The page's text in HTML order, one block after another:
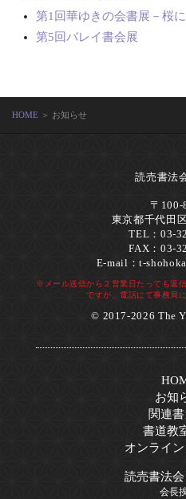
第1回華ゆきの会書展－桜
第5回バレイ書会展
HOME ＞ お知らせ
読売書法
〒100-
東京都千代田
TEL：03-
FAX：03-
E-mail：t-
※メール送信から２営業日たっても返
ですが、電話にて事務局
© 2017-2026 The
お知
関連
書道教
オンライ
読売書法
会長